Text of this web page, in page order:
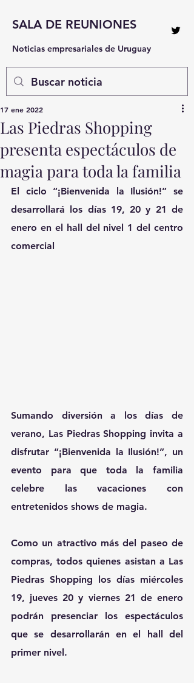
SALA DE REUNIONES
Noticias empresariales de Uruguay
Las Piedras Shopping
presenta espectáculos de
magia para toda la familia
17 ene 2022
El ciclo “¡Bienvenida la Ilusión!” se
desarrollará los días 19, 20 y 21 de
enero en el hall del nivel 1 del centro
comercial
Sumando diversión a los días de
verano, Las Piedras Shopping invita a
disfrutar “¡Bienvenida la Ilusión!”, un
evento para que toda la familia
celebre las vacaciones con
entretenidos shows de magia.
Como un atractivo más del paseo de
compras, todos quienes asistan a Las
Piedras Shopping los días miércoles
19, jueves 20 y viernes 21 de enero
podrán presenciar los espectáculos
que se desarrollarán en el hall del
primer nivel.